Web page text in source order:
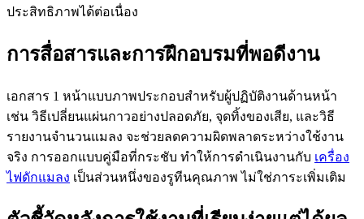
ประสิทธิภาพได้ต่อเนื่อง
การสื่อสารและการฝึกอบรมที่พอดีงาน
เอกสาร 1 หน้าแบบภาพประกอบสำหรับผู้ปฏิบัติงานด้านหน้า
เช่น วิธีเปลี่ยนแผ่นกาวอย่างปลอดภัย, จุดทิ้งของเสีย, และวิธี
รายงานจำนวนแมลง จะช่วยลดความผิดพลาดระหว่างใช้งาน
จริง การออกแบบคู่มือที่กระชับ ทำให้การดำเนินงานกับ เครื่อง
ไฟดักแมลง เป็นส่วนหนึ่งของรูทีนคุณภาพ ไม่ใช่ภาระเพิ่มเติม